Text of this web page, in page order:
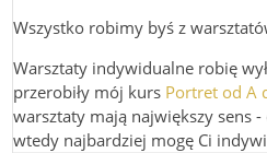
Wszystko robimy byś z
Warsztaty indywidualne robię
przerobiły mój kurs Portret od A
warsztaty mają największy sens
wtedy najbardziej mogę Ci